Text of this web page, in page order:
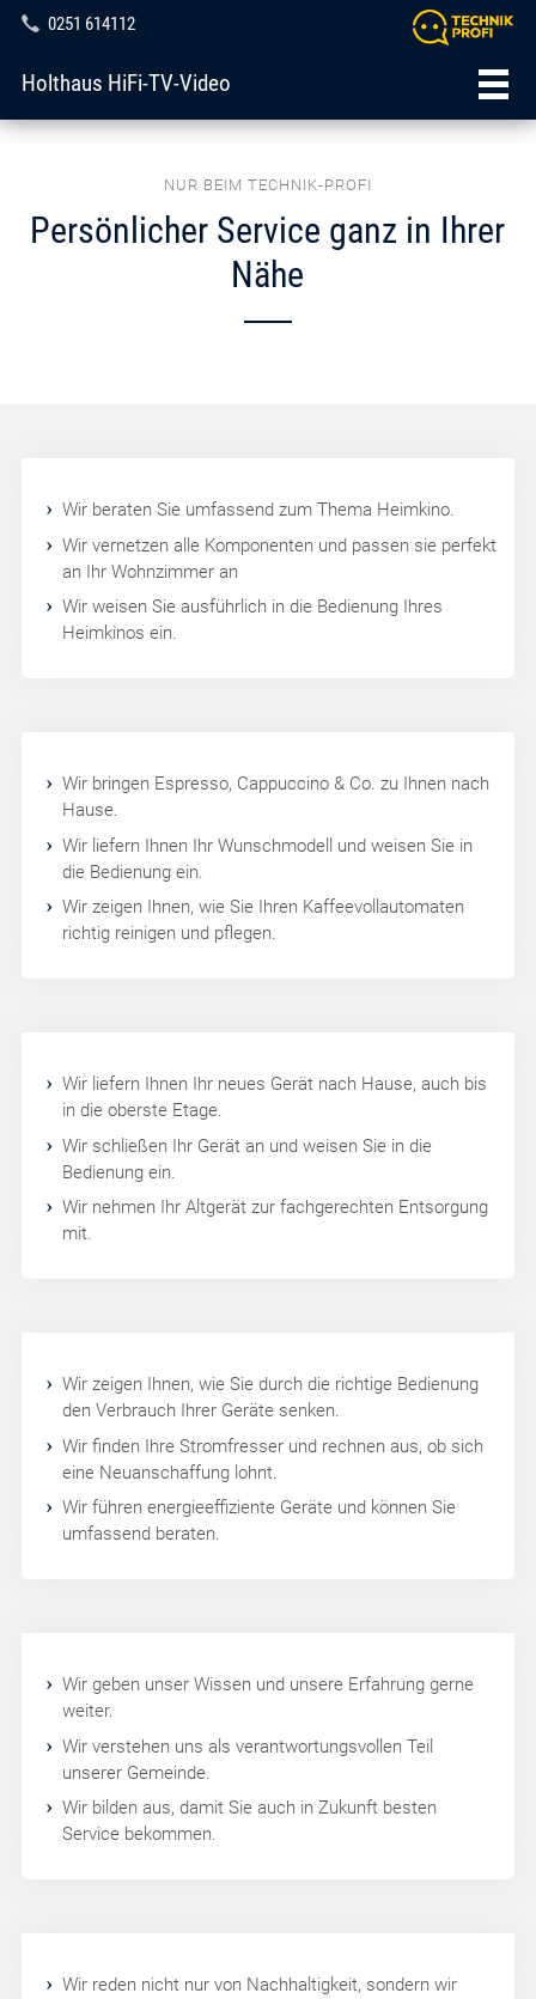
0251 614112
Holthaus HiFi-TV-Video
NUR BEIM TECHNIK-PROFI
Persönlicher Service ganz in Ihrer
Nähe
Wir beraten Sie umfassend zum Thema Heimkino.
Wir vernetzen alle Komponenten und passen sie perfekt
an Ihr Wohnzimmer an
Wir weisen Sie ausführlich in die Bedienung Ihres
Heimkinos ein.
Wir bringen Espresso, Cappuccino & Co. zu Ihnen nach
Hause.
Wir liefern Ihnen Ihr Wunschmodell und weisen Sie in
die Bedienung ein.
Wir zeigen Ihnen, wie Sie Ihren Kaffeevollautomaten
richtig reinigen und pflegen.
Wir liefern Ihnen Ihr neues Gerät nach Hause, auch bis
in die oberste Etage.
Wir schließen Ihr Gerät an und weisen Sie in die
Bedienung ein.
Wir nehmen Ihr Altgerät zur fachgerechten Entsorgung
mit.
Wir zeigen Ihnen, wie Sie durch die richtige Bedienung
den Verbrauch Ihrer Geräte senken.
Wir finden Ihre Stromfresser und rechnen aus, ob sich
eine Neuanschaffung lohnt.
Wir führen energieeffiziente Geräte und können Sie
umfassend beraten.
Wir geben unser Wissen und unsere Erfahrung gerne
weiter.
Wir verstehen uns als verantwortungsvollen Teil
unserer Gemeinde.
Wir bilden aus, damit Sie auch in Zukunft besten
Service bekommen.
Wir reden nicht nur von Nachhaltigkeit, sondern wir